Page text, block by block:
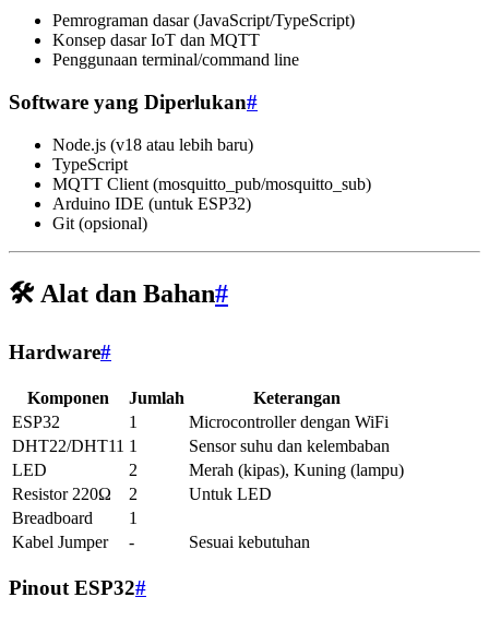
Pemrograman dasar (JavaScript/TypeScript)
Konsep dasar IoT dan MQTT
Penggunaan terminal/command line
Software yang Diperlukan#
Node.js (v18 atau lebih baru)
TypeScript
MQTT Client (mosquitto_pub/mosquitto_sub)
Arduino IDE (untuk ESP32)
Git (opsional)
🛠️ Alat dan Bahan#
Hardware#
Komponen Jumlah
Keterangan
ESP32
1
Microcontroller dengan WiFi
DHT22/DHT11 1
Sensor suhu dan kelembaban
LED
2
Merah (kipas), Kuning (lampu)
Resistor 220Ω
2
Untuk LED
Breadboard
1
Kabel Jumper
- Sesuai kebutuhan
Pinout ESP32#